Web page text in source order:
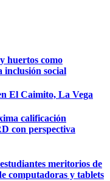
huertos como
inclusión social
El Caimito, La Vega
calificación
con perspectiva
meritorios de
computadoras y tablets